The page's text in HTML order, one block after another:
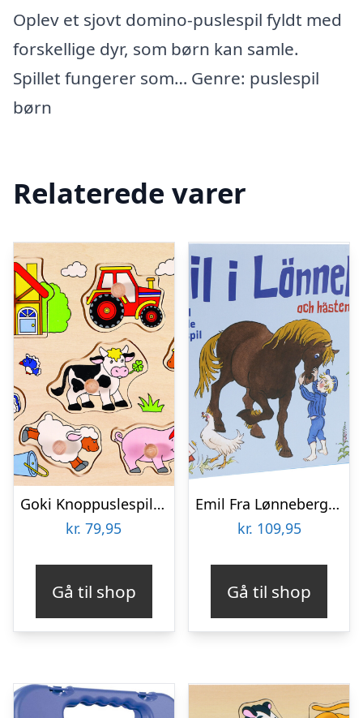
Oplev et sjovt domino-puslespil fyldt med
forskellige dyr, som børn kan samle.
Spillet fungerer som… Genre: puslespil
børn
Relaterede varer
Goki Knoppuslespil – Bondegård – Træ – 9 Brikker
kr. 79,95
Gå til shop
Emil Fra Lønneberg Gulvpuslespil
kr. 109,95
Gå til shop